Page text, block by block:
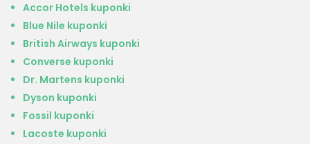
Accor Hotels kuponki
Blue Nile kuponki
British Airways kuponki
Converse kuponki
Dr. Martens kuponki
Dyson kuponki
Fossil kuponki
Lacoste kuponki